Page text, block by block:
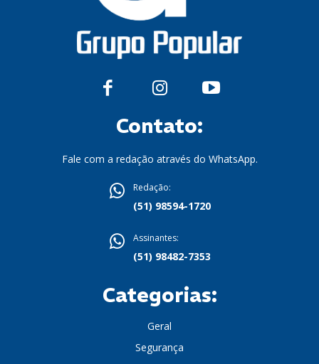
Contato:
Fale com a redação através do WhatsApp.
Redação:
(51) 98594-1720
Assinantes:
(51) 98482-7353
Categorias:
Geral
Segurança